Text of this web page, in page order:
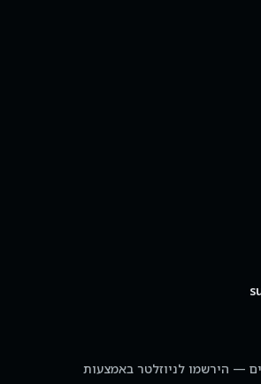
— הירשמו לניוזלטר באמצעות